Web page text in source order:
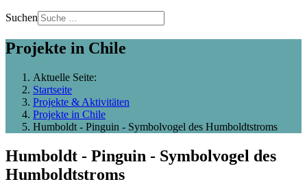
Suchen
Projekte in Chile
Aktuelle Seite:
Startseite
Projekte & Aktivitäten
Projekte in Chile
Humboldt - Pinguin - Symbolvogel des Humboldtstroms
Humboldt - Pinguin - Symbolvogel des
Humboldtstroms